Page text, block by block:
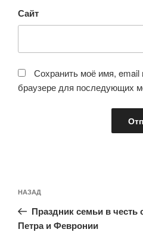
Сайт
Сохранить моё имя, email
браузере для последующих
по
записям
Предыдущая
запись:
НАЗАД
Праздник семьи в честь
Петра и Февронии